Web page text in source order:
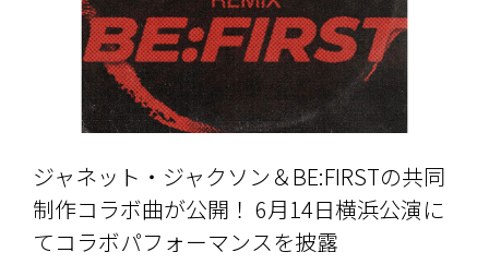
ジャネット・ジャクソン＆BE:FIRSTの共同
制作コラボ曲が公開！ 6月14日横浜公演に
てコラボパフォーマンスを披露